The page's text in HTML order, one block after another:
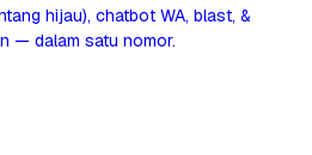
hijau), chatbot WA, blast, &
— dalam satu nomor.